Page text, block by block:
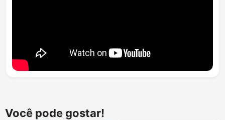
Você pode gostar!